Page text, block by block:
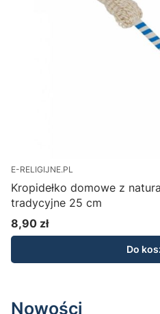
E-RELIGIJNE.PL
Kropidełko domowe z
tradycyjne 25 cm
Cena
8,90 zł
Do
Nowości